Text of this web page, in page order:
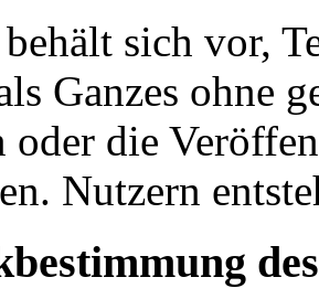
sich vor,
Ganzes ohne
oder die
Nutzern